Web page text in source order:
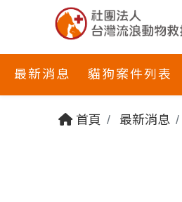
最新消息 貓狗案件列表
首頁 最新消息